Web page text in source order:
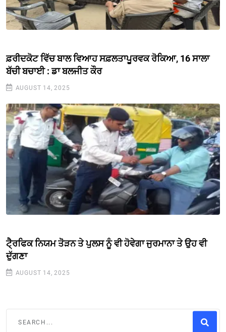
ਫ਼ਰੀਦਕੋਟ ਵਿੱਚ ਬਾਲ ਵਿਆਹ ਸਫ਼ਲਤਾਪੂਰਵਕ ਰੋਕਿਆ, 16 ਸਾਲਾ
ਬੱਚੀ ਬਚਾਈ : ਡਾ ਬਲਜੀਤ ਕੌਰ
AUGUST 14, 2025
ਟੈ੍ਰਫਿਕ ਨਿਯਮ ਤੋੋੜਨ ਤੇ ਪੁਲਸ ਨੂੰ ਵੀ ਹੋਵੇਗਾ ਜੁਰਮਾਨਾ ਤੇ ਉਹ ਵੀ
ਦੁੱਗਣਾ
AUGUST 14, 2025